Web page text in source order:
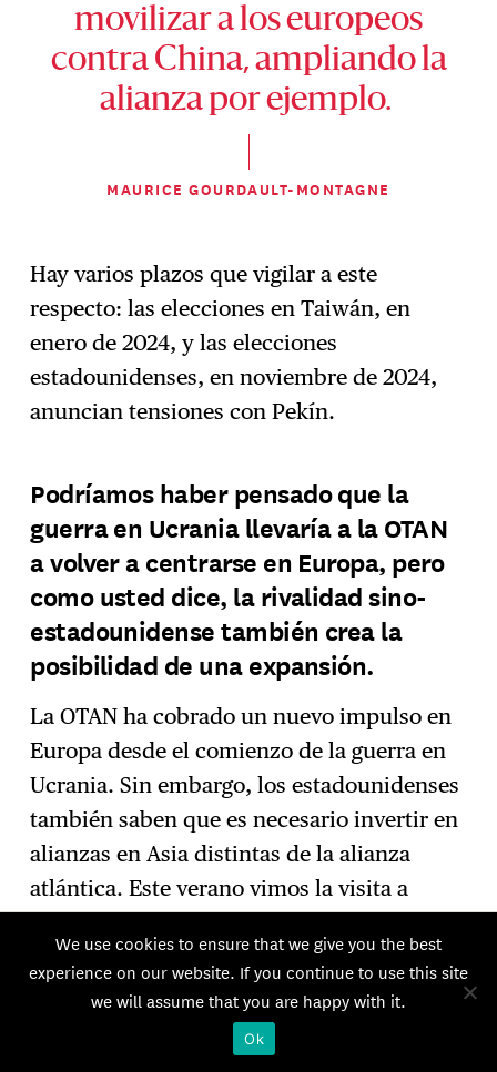
movilizar a los europeos
contra China, ampliando la
alianza por ejemplo.
MAURICE GOURDAULT-MONTAGNE
Hay varios plazos que vigilar a este
respecto: las elecciones en Taiwán, en
enero de 2024, y las elecciones
estadounidenses, en noviembre de 2024,
anuncian tensiones con Pekín.
Podríamos haber pensado que la
guerra en Ucrania llevaría a la OTAN
a volver a centrarse en Europa, pero
como usted dice, la rivalidad sino-
estadounidense también crea la
posibilidad de una expansión.
La OTAN ha cobrado un nuevo impulso en
Europa desde el comienzo de la guerra en
Ucrania. Sin embargo, los estadounidenses
también saben que es necesario invertir en
alianzas en Asia distintas de la alianza
atlántica. Este verano vimos la visita a
Japón y Corea del Sur, invitados por Joe
Biden. Estados Unidos ha creado la AUKUS
en 2021 y sigue apoyándose en el Quad.
También han inaugurado una nueva base
We use cookies to ensure that we give you the best
experience on our website. If you continue to use this site
we will assume that you are happy with it.
Ok